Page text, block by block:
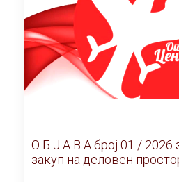
О Б Ј А В А брoj 01 / 2026
закуп на деловен
ЕЛЕКТРОНСКО ЈАВНО